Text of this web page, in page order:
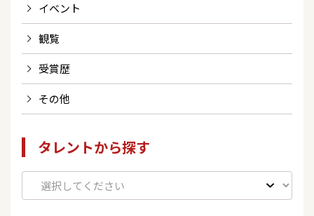
イベント
観覧
受賞歴
その他
タレントから探す